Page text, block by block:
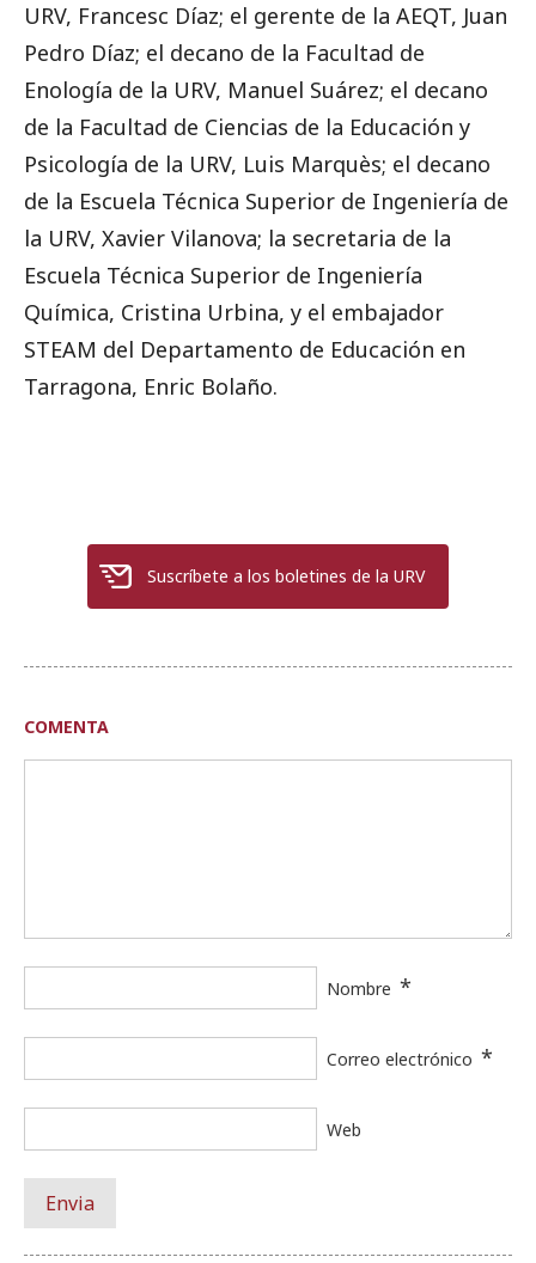
URV, Francesc Díaz; el gerente de la AEQT, Juan
Pedro Díaz; el decano de la Facultad de
Enología de la URV, Manuel Suárez; el decano
de la Facultad de Ciencias de la Educación y
Psicología de la URV, Luis Marquès; el decano
de la Escuela Técnica Superior de Ingeniería de
la URV, Xavier Vilanova; la secretaria de la
Escuela Técnica Superior de Ingeniería
Química, Cristina Urbina, y el embajador
STEAM del Departamento de Educación en
Tarragona, Enric Bolaño.
Suscríbete a los boletines de la URV
COMENTA
Nombre *
Correo electrónico *
Web